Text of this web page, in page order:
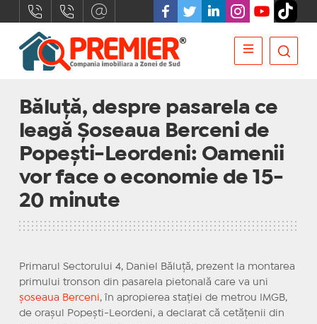
Băluță, despre pasarela ce
leagă Șoseaua Berceni de
Popești-Leordeni: Oamenii
vor face o economie de 15-
20 minute
Primarul Sectorului 4, Daniel Băluţă, prezent la montarea
primului tronson din pasarela pietonală care va uni
şoseaua Berceni, în apropierea staţiei de metrou IMGB,
de oraşul Popeşti-Leordeni, a declarat că cetăţenii din